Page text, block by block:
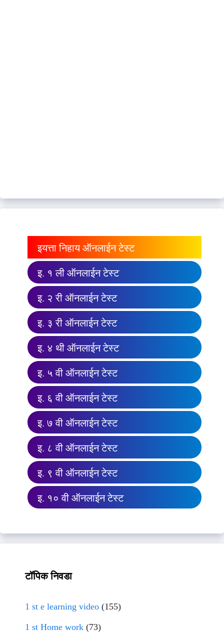
इयत्ता निहाय ऑनलाईन टेस्ट
इ. १ ली ऑनलाईन टेस्ट
इ. २ री ऑनलाईन टेस्ट
इ. ३ री ऑनलाईन टेस्ट
इ. ४ थी ऑनलाईन टेस्ट
इ. ५ वी ऑनलाईन टेस्ट
इ. ६ वी ऑनलाईन टेस्ट
इ. ७ वी ऑनलाईन टेस्ट
इ. ८ वी ऑनलाईन टेस्ट
इ. ९ वी ऑनलाईन टेस्ट
इ. १० वी ऑनलाईन टेस्ट
टॉपिक निवडा
1 st e learning video (155)
1 st Home work (73)